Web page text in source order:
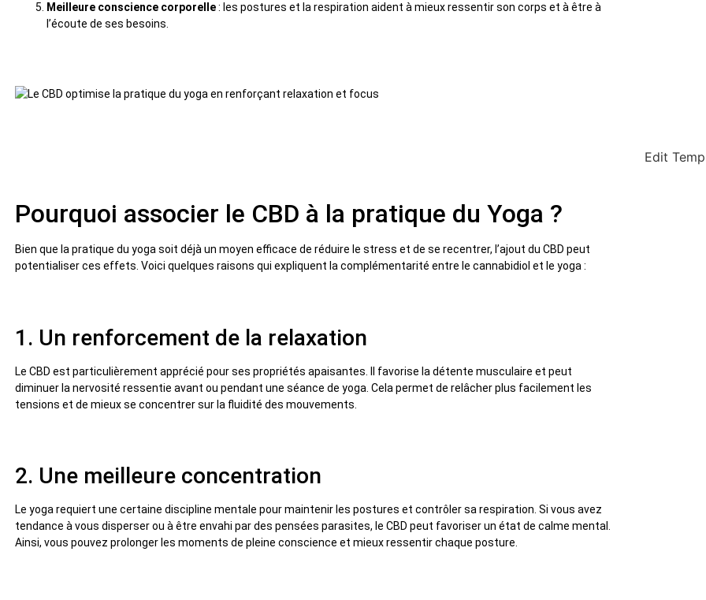
Meilleure conscience corporelle: les postures et la respiration aident à mieux ressentir son corps et à être à
l’écoute de ses besoins.
Pourquoi associer le CBD à la pratique du Yoga ?
Bien que la pratique du yoga soit déjà un moyen efficace de réduire le stress et de se recentrer, l’ajout du CBD peut
potentialiser ces effets. Voici quelques raisons qui expliquent la complémentarité entre le cannabidiol et le yoga :
1. Un renforcement de la relaxation
Le CBD est particulièrement apprécié pour ses propriétés apaisantes. Il favorise la détente musculaire et peut
diminuer la nervosité ressentie avant ou pendant une séance de yoga. Cela permet de relâcher plus facilement les
tensions et de mieux se concentrer sur la fluidité des mouvements.
2. Une meilleure concentration
Le yoga requiert une certaine discipline mentale pour maintenir les postures et contrôler sa respiration. Si vous avez
tendance à vous disperser ou à être envahi par des pensées parasites, le CBD peut favoriser un état de calme mental.
Ainsi, vous pouvez prolonger les moments de pleine conscience et mieux ressentir chaque posture.
Edit